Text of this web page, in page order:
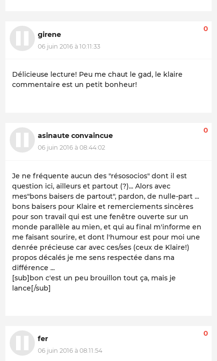
girene
06 juin 2016 à 10:11:33
0
Délicieuse lecture! Peu me chaut le gad, le klaire
commentaire est un petit bonheur!
asinaute convaincue
06 juin 2016 à 08:44:02
0
Je ne fréquente aucun des "résosocios" dont il est
question ici, ailleurs et partout (?)... Alors avec
mes"bons baisers de partout", pardon, de nulle-part ...
bons baisers pour Klaire et remerciements sincères
pour son travail qui est une fenêtre ouverte sur un
monde parallèle au mien, et qui au final m'informe en
me faisant sourire, et dont l'humour est pour moi une
denrée précieuse car avec ces/ses (ceux de Klaire!)
propos décalés je me sens respectée dans ma
différence ...
[sub]bon c'est un peu brouillon tout ça, mais je
lance[/sub]
fer
06 juin 2016 à 08:11:54
0